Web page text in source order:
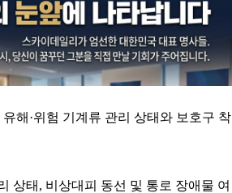
해·위험 기계류 관리 상태와 보호구 착
상태, 비상대피 동선 및 통로 장애물 여